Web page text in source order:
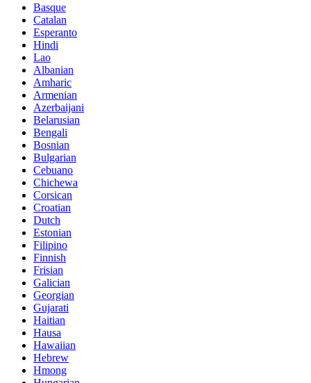
Basque
Catalan
Esperanto
Hindi
Lao
Albanian
Amharic
Armenian
Azerbaijani
Belarusian
Bengali
Bosnian
Bulgarian
Cebuano
Chichewa
Corsican
Croatian
Dutch
Estonian
Filipino
Finnish
Frisian
Galician
Georgian
Gujarati
Haitian
Hausa
Hawaiian
Hebrew
Hmong